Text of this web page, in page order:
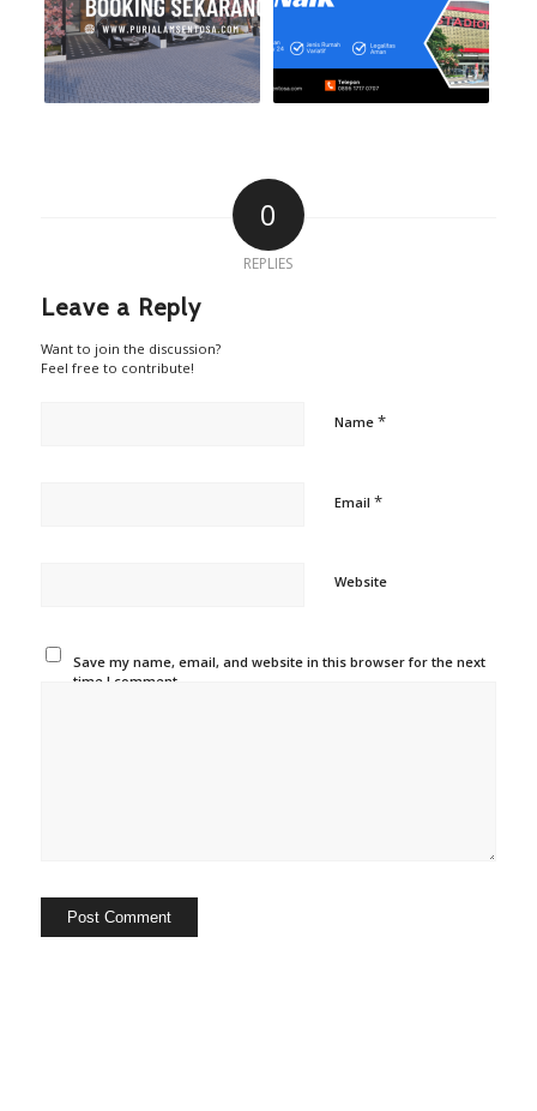
0
REPLIES
Leave a Reply
Want to join the discussion?
Feel free to contribute!
Name *
Email *
Website
Save my name, email, and website in this browser for the next
time I comment.